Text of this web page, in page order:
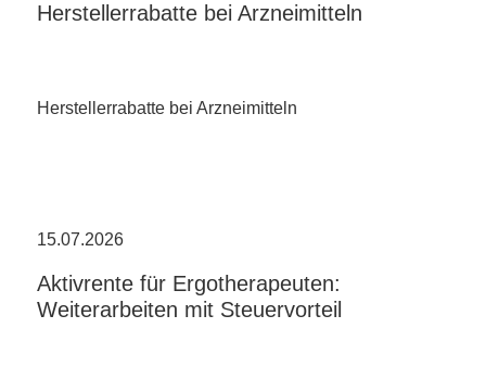
Herstellerrabatte bei Arzneimitteln
Herstellerrabatte bei Arzneimitteln
15.07.2026
Aktivrente für Ergotherapeuten:
Weiterarbeiten mit Steuervorteil